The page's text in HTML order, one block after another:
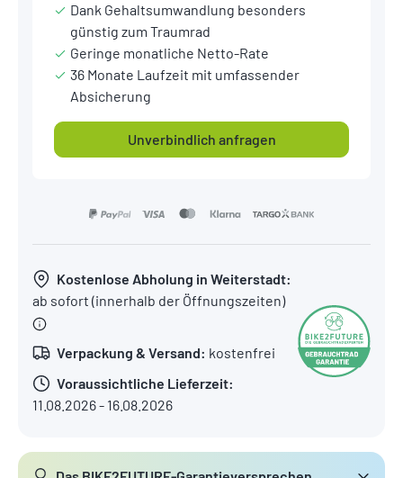
Dank Gehaltsumwandlung besonders
günstig zum Traumrad
Geringe monatliche Netto-Rate
36 Monate Laufzeit mit umfassender
Absicherung
Unverbindlich anfragen
Kostenlose Abholung in Weiterstadt:
ab sofort (innerhalb der Öffnungszeiten)
Verpackung & Versand: kostenfrei
Voraussichtliche Lieferzeit:
11.08.2026 - 16.08.2026